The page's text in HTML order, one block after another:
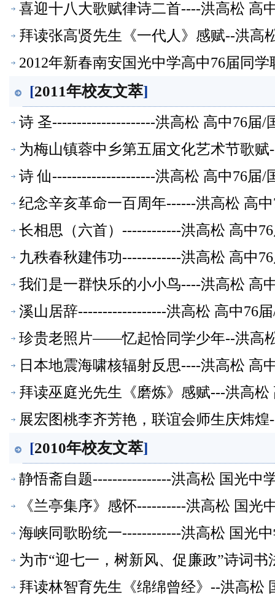
喜迎十八大歌赋律诗二首----洪高松 高
拜读张高贤先生《一代人》感赋--洪高
2012年新春南安国光中学高中76届同
萃】
[2011年校友文萃]
诗 圣---------------------洪高松 高中76届/
为梅山镇蓉中乡第五届文化艺术节歌
诗 仙---------------------洪高松 高中76届/
纪念辛亥革命一百周年------洪高松 高
长相思（六首）------------洪高松 高中
九秩春秋建伟功------------洪高松 高中
我们是一群快乐的小小鸟----洪高松 高
溪山居辞------------------洪高松 高中76
珍贵老照片——忆起恰同学少年--洪高
日本地震海啸核辐射反思----洪高松 高
拜读巫庭光先生《磨炼》感赋---洪高
展宏图桃李齐芳艳，联谊会师生庆炜
[2010年校友文萃]
静悟斋自题----------------洪高松 国光中
《兰亭集序》感怀----------洪高松 国光
海峡同歌盼统一------------洪高松 国光
为市“迎七一，树新风、促廉政”诗词
【校友文萃】
拜读林智育先生《绵绵曾经》--洪高松